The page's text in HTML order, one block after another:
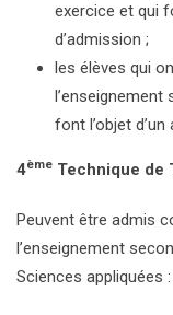
exercice et qui
d’admission ;
les élèves qui
l’enseignement
font l’objet
4ème Technique de
Peuvent être admis
l’enseignement
Sciences appliquées :